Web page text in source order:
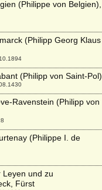
(Philippe von Belgien),
(Philipp Georg Klaus
(Philipp von Saint-Pol)
Ravenstein (Philipp von
(Philippe I. de
Leyen und zu
Fürst